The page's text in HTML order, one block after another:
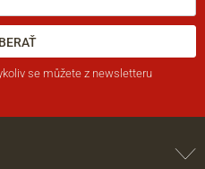
se můžete z newsletteru